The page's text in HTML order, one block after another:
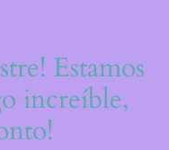
Estamos
increíble,